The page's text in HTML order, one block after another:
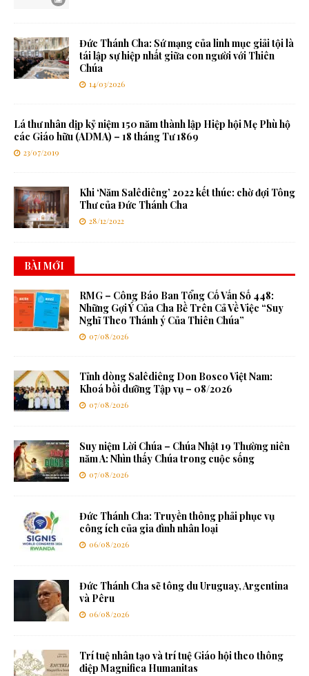
Đức Thánh Cha: Sứ mạng của linh mục giải tội là
tái lập sự hiệp nhất giữa con người với Thiên
Chúa
14/03/2026
Lá thư nhân dịp kỷ niệm 150 năm thành lập Hiệp hội Mẹ Phù hộ
các Giáo hữu (ADMA) – 18 tháng Tư 1869
23/07/2019
Khi ‘Năm Salêdiêng’ 2022 kết thúc: chờ đợi Tông
Thư của Đức Thánh Cha
28/12/2022
BÀI MỚI
RMG – Công Báo Ban Tổng Cố Vấn Số 448:
Những Gợi Ý Của Cha Bề Trên Cả Về Việc “Suy
Nghĩ Theo Thánh ý Của Thiên Chúa”
07/08/2026
Tỉnh dòng Salêdiêng Don Bosco Việt Nam:
Khoá bồi dưỡng Tập vụ – 08/2026
07/08/2026
Suy niệm Lời Chúa – Chúa Nhật 19 Thường niên
năm A: Nhìn thấy Chúa trong cuộc sống
07/08/2026
Đức Thánh Cha: Truyền thông phải phục vụ
công ích của gia đình nhân loại
06/08/2026
Đức Thánh Cha sẽ tông du Uruguay, Argentina
và Pêru
06/08/2026
Trí tuệ nhân tạo và trí tuệ Giáo hội theo thông
điệp Magnifica Humanitas